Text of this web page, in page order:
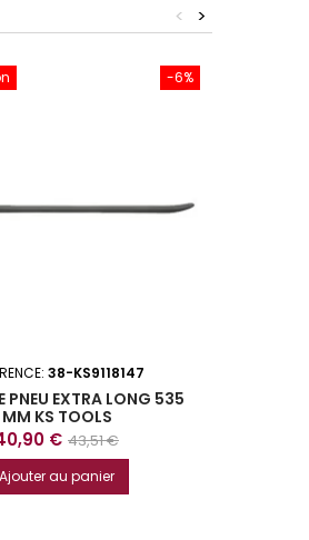
>
<
-6%
38-KS9118147
PNEU EXTRA LONG 535
MM KS TOOLS
€ Prix
de
base
43,51 €
Ajouter au panier